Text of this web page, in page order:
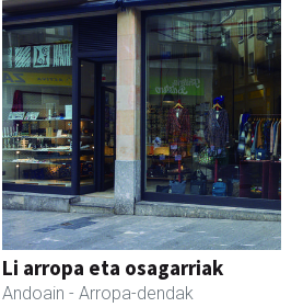
Li arropa eta osagarriak
Andoain - Arropa-dendak